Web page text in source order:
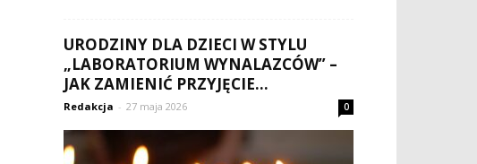
URODZINY DLA DZIECI W STYLU
„LABORATORIUM WYNALAZCÓW” –
JAK ZAMIENIĆ PRZYJĘCIE...
Redakcja - 27 maja 2026 0